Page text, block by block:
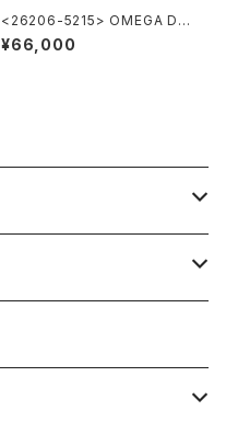
<26206-5215> OMEGA DE
VILLE
¥66,000